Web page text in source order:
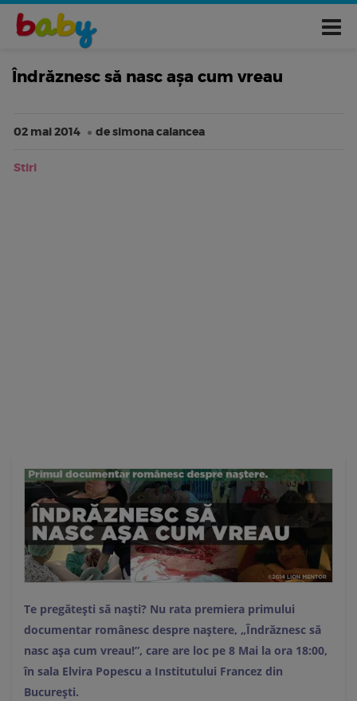
Îndrăznesc să nasc aşa cum vreau
02 mai 2014 de simona calancea
Stiri
Te pregătești să naști? Nu rata premiera primului
documentar românesc despre naștere, „Îndrăznesc să
nasc așa cum vreau!”, care are loc pe 8 Mai la ora 18:00,
în sala Elvira Popescu a Institutului Francez din
București.